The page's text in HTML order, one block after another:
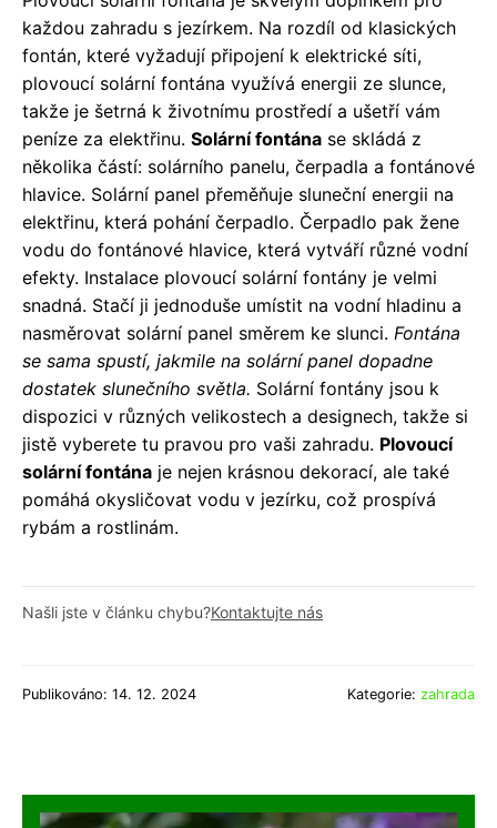
každou zahradu s jezírkem. Na rozdíl od klasických
fontán, které vyžadují připojení k elektrické síti,
plovoucí solární fontána využívá energii ze slunce,
takže je šetrná k životnímu prostředí a ušetří vám
peníze za elektřinu. Solární fontána se skládá z
několika částí: solárního panelu, čerpadla a fontánové
hlavice. Solární panel přeměňuje sluneční energii na
elektřinu, která pohání čerpadlo. Čerpadlo pak žene
vodu do fontánové hlavice, která vytváří různé vodní
efekty. Instalace plovoucí solární fontány je velmi
snadná. Stačí ji jednoduše umístit na vodní hladinu a
nasměrovat solární panel směrem ke slunci. Fontána
se sama spustí, jakmile na solární panel dopadne
dostatek slunečního světla. Solární fontány jsou k
dispozici v různých velikostech a designech, takže si
jistě vyberete tu pravou pro vaši zahradu. Plovoucí
solární fontána je nejen krásnou dekorací, ale také
pomáhá okysličovat vodu v jezírku, což prospívá
rybám a rostlinám.
Našli jste v článku chybu?Kontaktujte nás
Publikováno: 14. 12. 2024 Kategorie: zahrada